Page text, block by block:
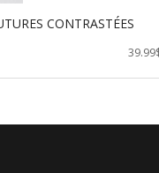
CONTRASTÉES